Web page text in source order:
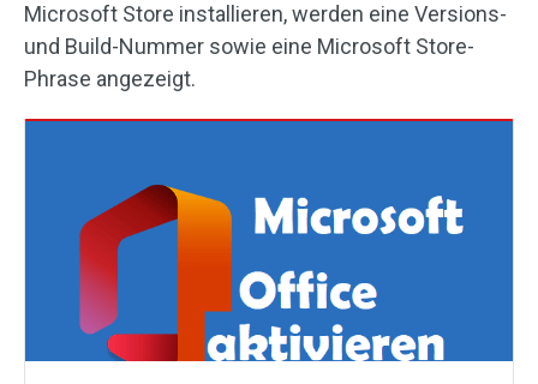
Microsoft Store installieren, werden eine Versions-
und Build-Nummer sowie eine Microsoft Store-
Phrase angezeigt.